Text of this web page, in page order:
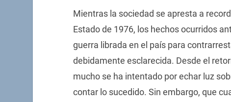
Mientras la sociedad se apresta a
Estado de 1976, los hechos ocurridos
guerra librada en el país para
debidamente esclarecida. Desde el
mucho se ha intentado por echar luz
contar lo sucedido. Sin embargo, que